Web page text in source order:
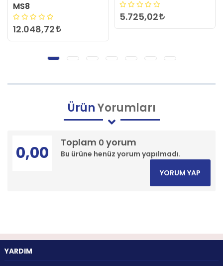
5.725,02
ALF180/2
8.737,20
ÜrünYorumları
Toplam 0 yorum
Bu ürüne henüz yorum yapılmadı.
0,00
YORUM YAP
YARDIM